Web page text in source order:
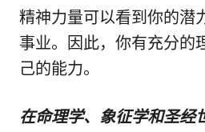
精神力量可以看到你的潜
事业。因此，你有充分的
己的能力。
在命理学、象征学和圣经